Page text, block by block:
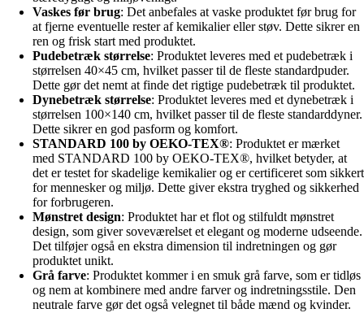
Vaskes før brug: Det anbefales at vaske produktet før brug for
at fjerne eventuelle rester af kemikalier eller støv. Dette sikrer en
ren og frisk start med produktet.
Pudebetræk størrelse: Produktet leveres med et pudebetræk i
størrelsen 40×45 cm, hvilket passer til de fleste standardpuder.
Dette gør det nemt at finde det rigtige pudebetræk til produktet.
Dynebetræk størrelse: Produktet leveres med et dynebetræk i
størrelsen 100×140 cm, hvilket passer til de fleste standarddyner.
Dette sikrer en god pasform og komfort.
STANDARD 100 by OEKO-TEX®: Produktet er mærket
med STANDARD 100 by OEKO-TEX®, hvilket betyder, at
det er testet for skadelige kemikalier og er certificeret som sikkert
for mennesker og miljø. Dette giver ekstra tryghed og sikkerhed
for forbrugeren.
Mønstret design: Produktet har et flot og stilfuldt mønstret
design, som giver soveværelset et elegant og moderne udseende.
Det tilføjer også en ekstra dimension til indretningen og gør
produktet unikt.
Grå farve: Produktet kommer i en smuk grå farve, som er tidløs
og nem at kombinere med andre farver og indretningsstile. Den
neutrale farve gør det også velegnet til både mænd og kvinder.